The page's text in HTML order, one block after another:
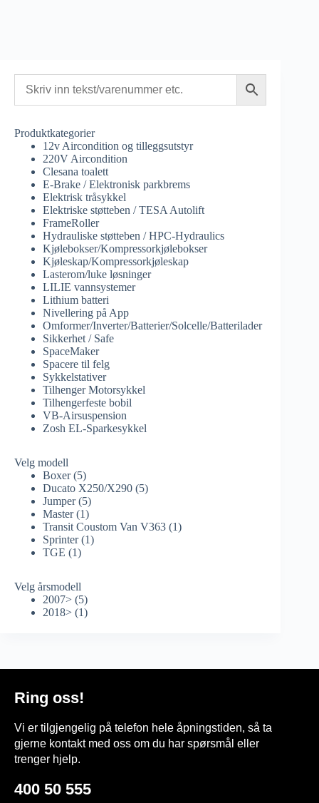
Produktkategorier
12v Aircondition og tilleggsutstyr
220V Aircondition
Clesana toalett
E-Brake / Elektronisk parkbrems
Elektrisk tråsykkel
Elektriske støtteben / TESA Autolift
FrameRoller
Hydrauliske støtteben / HPC-Hydraulics
Kjølebokser/Kompressorkjølebokser
Kjøleskap/Kompressorkjøleskap
Lasterom/luke løsninger
LILIE vannsystemer
Lithium batteri
Nivellering på App
Omformer/Inverter/Batterier/Solcelle/Batterilader
Sikkerhet / Safe
SpaceMaker
Spacere til felg
Sykkelstativer
Tilhenger Motorsykkel
Tilhengerfeste bobil
VB-Airsuspension
Zosh EL-Sparkesykkel
Velg modell
Boxer (5)
Ducato X250/X290 (5)
Jumper (5)
Master (1)
Transit Coustom Van V363 (1)
Sprinter (1)
TGE (1)
Velg årsmodell
2007> (5)
2018> (1)
Ring oss!
Vi er tilgjengelig på telefon hele åpningstiden, så ta
gjerne kontakt med oss om du har spørsmål eller
trenger hjelp.
400 50 555